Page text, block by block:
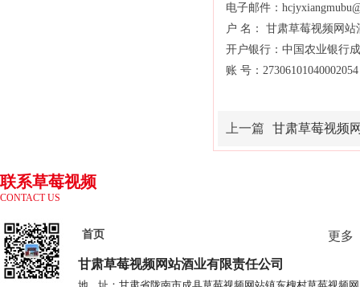
电子邮件：
户 名： 甘肃草莓视频网
开户银行：中国农业银行
账 号：27306101040002054
上一篇 甘肃草莓视频网站酒
首页 更多
甘肃草莓视频网站酒业有限责任公司
联系草莓视频
网站
CONTACT US